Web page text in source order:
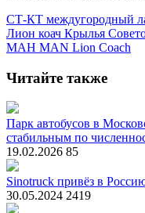
СТ-КТ междугородный
Лион коач Крылья
МАН MAN Lion Coach
Читайте также
Парк автобусов в
стабильным по
19.02.2026 85
Sinotruck привёз в
30.05.2024 2419